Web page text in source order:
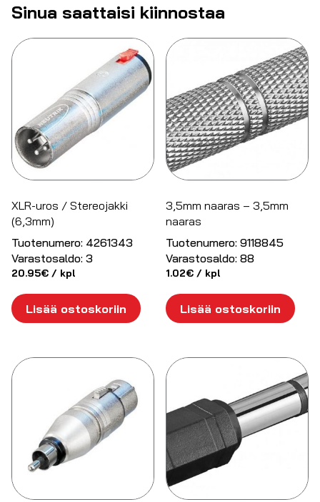
Sinua saattaisi kiinnostaa
XLR-uros / Stereojakki
(6,3mm)
Tuotenumero: 4261343
Varastosaldo: 3
20.95€ / kpl
Lisää ostoskoriin
3,5mm naaras – 3,5mm
naaras
Tuotenumero: 9118845
Varastosaldo: 88
1.02€ / kpl
Lisää ostoskoriin